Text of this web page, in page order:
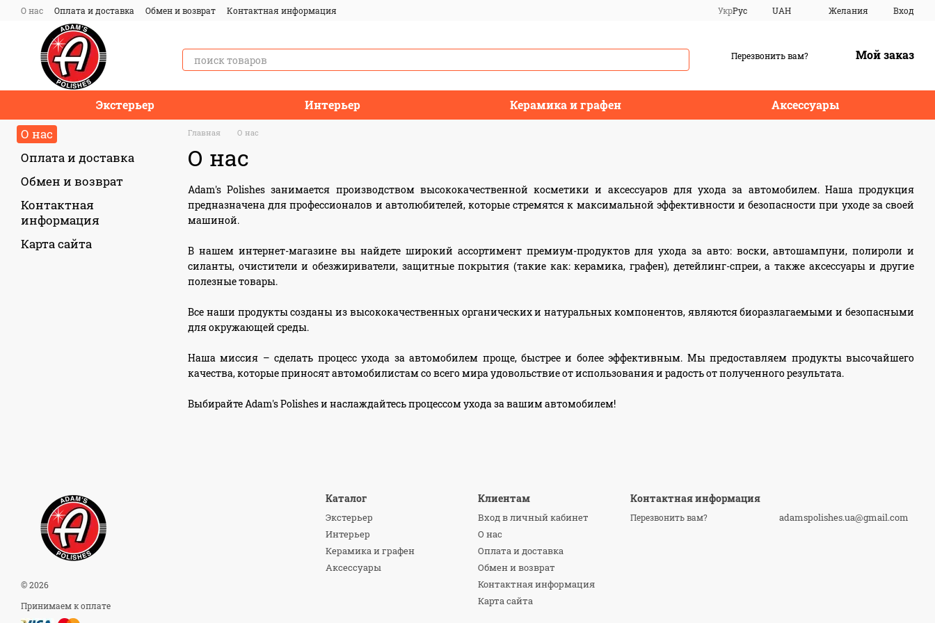
Перейти к основному контенту
О нас Оплата и доставка Обмен и возврат Контактная информация УкрРус UAH Желания Вход
Перезвонить вам? Мой заказ
Экстерьер Интерьер Керамика и графен Аксессуары
Главная О нас
О нас
Adam's Polishes занимается производством высококачественной косметики и аксессуаров для ухода за автомобилем. Наша продукция
предназначена для профессионалов и автолюбителей, которые стремятся к максимальной эффективности и безопасности при уходе за своей
машиной.
В нашем интернет-магазине вы найдете широкий ассортимент премиум-продуктов для ухода за авто: воски, автошампуни, полироли и
силанты, очистители и обезжириватели, защитные покрытия (такие как: керамика, графен), детейлинг-спреи, а также аксессуары и другие
полезные товары.
Все наши продукты созданы из высококачественных органических и натуральных компонентов, являются биоразлагаемыми и безопасными
для окружающей среды.
Наша миссия – сделать процесс ухода за автомобилем проще, быстрее и более эффективным. Мы предоставляем продукты высочайшего
качества, которые приносят автомобилистам со всего мира удовольствие от использования и радость от полученного результата.
Выбирайте Adam's Polishes и наслаждайтесь процессом ухода за вашим автомобилем!
О нас
Оплата и доставка
Обмен и возврат
Контактная
информация
Карта сайта
© 2026
Принимаем к оплате
Каталог
Экстерьер
Интерьер
Керамика и графен
Аксессуары
Клиентам
Вход в личный кабинет
О нас
Оплата и доставка
Обмен и возврат
Контактная информация
Карта сайта
Контактная информация
Перезвонить вам? adamspolishes.ua@gmail.com